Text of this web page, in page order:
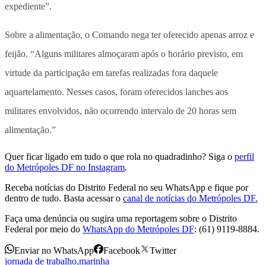
expediente”.
Sobre a alimentação, o Comando nega ter oferecido apenas arroz e
feijão. “Alguns militares almoçaram após o horário previsto, em
virtude da participação em tarefas realizadas fora daquele
aquartelamento. Nesses casos, foram oferecidos lanches aos
militares envolvidos, não ocorrendo intervalo de 20 horas sem
alimentação.”
Quer ficar ligado em tudo o que rola no quadradinho? Siga o perfil
do Metrópoles DF no Instagram.
Receba notícias do Distrito Federal no seu WhatsApp e fique por
dentro de tudo. Basta acessar o canal de notícias do Metrópoles DF.
Faça uma denúncia ou sugira uma reportagem sobre o Distrito
Federal por meio do WhatsApp do Metrópoles DF: (61) 9119-8884.
Enviar no WhatsApp Facebook
Twitter
jornada de trabalho,marinha